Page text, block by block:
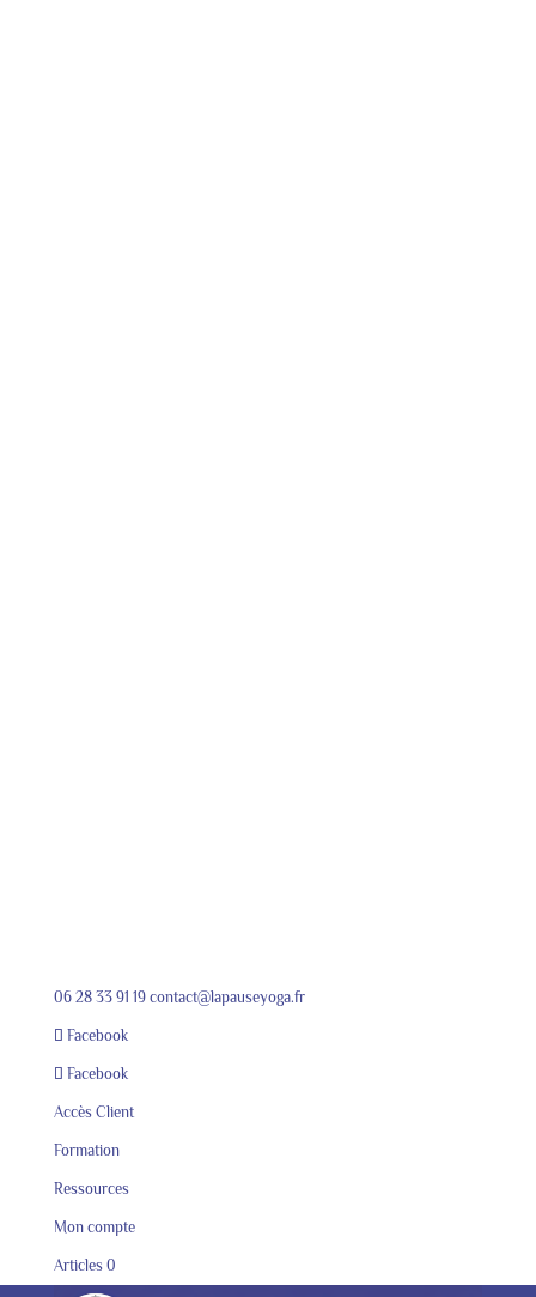
06 28 33 91 19 contact@lapauseyoga.fr
Facebook
Facebook
Accès Client
Formation
Ressources
Mon compte
Articles 0